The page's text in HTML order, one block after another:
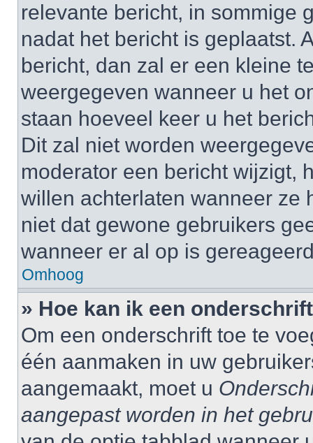
relevante bericht, in sommige
nadat het bericht is geplaatst.
bericht, dan zal er een kleine
weergegeven wanneer u het
staan hoeveel keer u het
Dit zal niet worden
moderator een bericht wijzigt,
willen achterlaten wanneer ze
niet dat gewone gebruikers
wanneer er al op is
Omhoog
» Hoe kan ik een
Om een onderschrift toe te
één aanmaken in uw
aangemaakt, moet u
aangepast worden in het